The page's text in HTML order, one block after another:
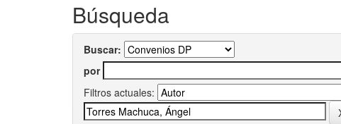
Búsqueda
Buscar:
por
Filtros actuales: